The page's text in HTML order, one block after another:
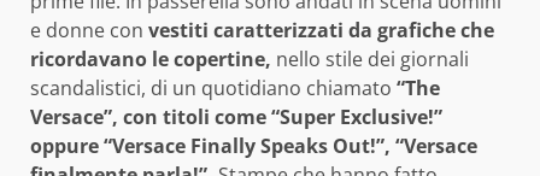
e donne con vestiti caratterizzati da grafiche che
ricordavano le copertine, nello stile dei giornali
scandalistici, di un quotidiano chiamato “The
Versace”, con titoli come “Super Exclusive!”
oppure “Versace Finally Speaks Out!”, “Versace